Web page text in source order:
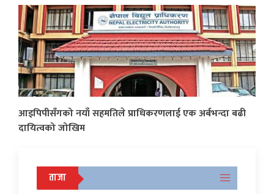
आइपिपीसँगको नयाँ सहमतिले प्राधिकरणलाई एक अर्बभन्दा बढी
दायित्वको जोखिम
ताजा